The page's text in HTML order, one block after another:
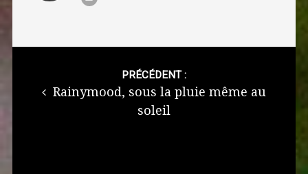
PRÉCÉDENT :
Rainymood, sous la pluie même au
soleil